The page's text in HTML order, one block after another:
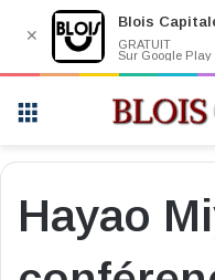
Hayao
✕
Blois
GRATUIT
Sur Google Play